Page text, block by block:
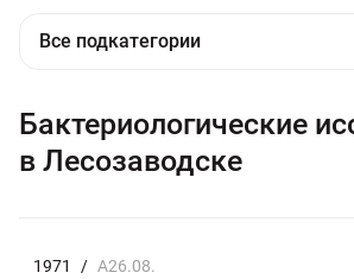
Бактериологические
в Лесозаводске
1971 / A26.08.